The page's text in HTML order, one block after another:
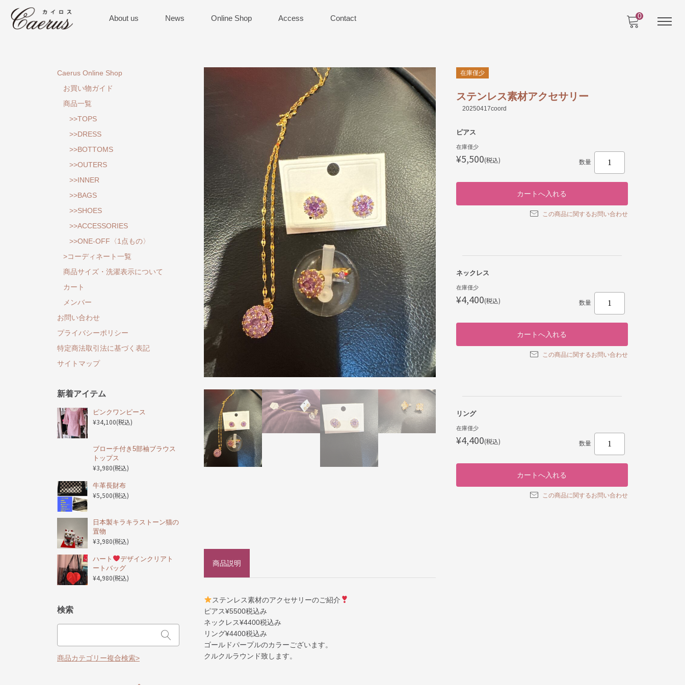
About us News Online Shop Access Contact 0
在庫僅少
ステンレス素材アクセサリー
20250417coord
ピアス
在庫僅少
¥5,500(税込) 数量
この商品に関するお問い合わせ
ネックレス
在庫僅少
¥4,400(税込) 数量
この商品に関するお問い合わせ
リング
在庫僅少
¥4,400(税込) 数量
この商品に関するお問い合わせ
商品説明
ステンレス素材のアクセサリーのご紹介
ピアス¥5500税込み
ネックレス¥4400税込み
リング¥4400税込み
ゴールドパープルのカラーございます。
クルクルラウンド致します。
Caerus Online Shop
お買い物ガイド
商品一覧
>>TOPS
>>DRESS
>>BOTTOMS
>>OUTERS
>>INNER
>>BAGS
>>SHOES
>>ACCESSORIES
>>ONE-OFF〈1点もの〉
>コーディネート一覧
商品サイズ・洗濯表示について
カート
メンバー
お問い合わせ
プライバシーポリシー
特定商法取引法に基づく表記
サイトマップ
新着アイテム
ピンクワンピース
¥34,100(税込)
ブローチ付き5部袖ブラウス
トップス
¥3,980(税込)
️牛革長財布
¥5,500(税込)
日本製キラキラストーン猫の
置物
¥3,980(税込)
ハート
デザインクリアト
ートバッグ
¥4,980(税込)
検索
商品カテゴリー複合検索>